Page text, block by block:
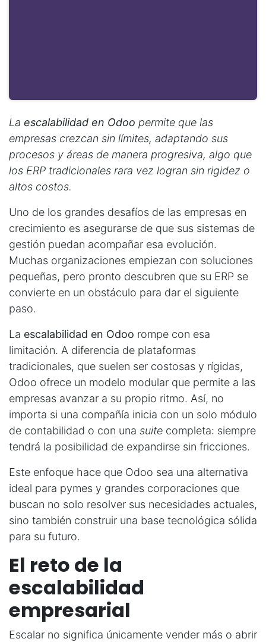
La escalabilidad en Odoo permite que las
empresas crezcan sin límites, adaptando sus
procesos y áreas de manera progresiva, algo que
los ERP tradicionales rara vez logran sin rigidez o
altos costos.
Uno de los grandes desafíos de las empresas en
crecimiento es asegurarse de que sus sistemas de
gestión puedan acompañar esa evolución.
Muchas organizaciones empiezan con soluciones
pequeñas, pero pronto descubren que su ERP se
convierte en un obstáculo para dar el siguiente
paso.
La escalabilidad en Odoo rompe con esa
limitación. A diferencia de plataformas
tradicionales, que suelen ser costosas y rígidas,
Odoo ofrece un modelo modular que permite a las
empresas avanzar a su propio ritmo. Así, no
importa si una compañía inicia con un solo módulo
de contabilidad o con una suite completa: siempre
tendrá la posibilidad de expandirse sin fricciones.
Este enfoque hace que Odoo sea una alternativa
ideal para pymes y grandes corporaciones que
buscan no solo resolver sus necesidades actuales,
sino también construir una base tecnológica sólida
para su futuro.
El reto de la
escalabilidad
empresarial
Escalar no significa únicamente vender más o abrir